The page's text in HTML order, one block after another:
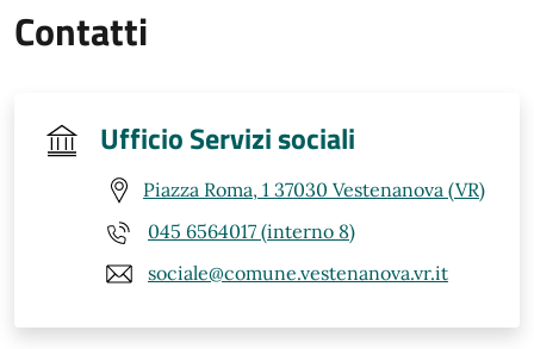
Contatti
Ufficio Servizi sociali
Piazza Roma, 1 37030 Vestenanova (VR)
045 6564017 (interno 8)
sociale@comune.vestenanova.vr.it